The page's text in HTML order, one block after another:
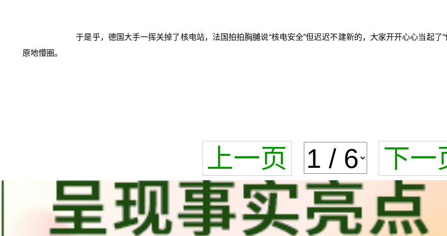
于是乎，德国大手一挥关掉了核电站，法国拍拍胸脯说“核电安全”但迟迟不建新的，大家开开心心当起
原地懵圈。
上一页 下一